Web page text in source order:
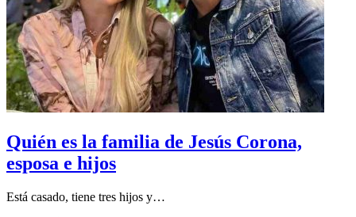
Quién es la familia de Jesús Corona,
esposa e hijos
Está casado, tiene tres hijos y…